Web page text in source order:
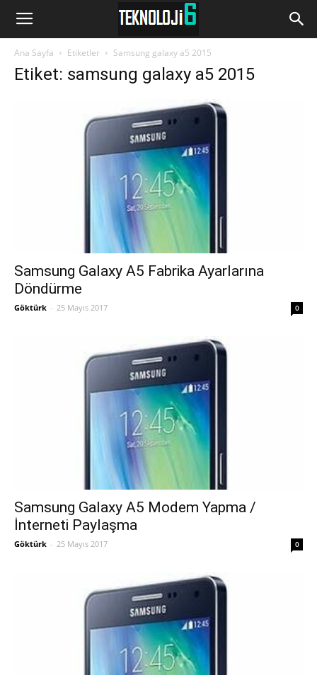
www.Teknoloji6.com
Ana Sayfa Etiketler Samsung galaxy a5 2015
Etiket: samsung galaxy a5 2015
Samsung Galaxy A5 Fabrika Ayarlarına
Döndürme
Göktürk - 25 Mayıs 2017 0
Samsung Galaxy A5 Modem Yapma /
İnterneti Paylaşma
Göktürk - 25 Mayıs 2017 0